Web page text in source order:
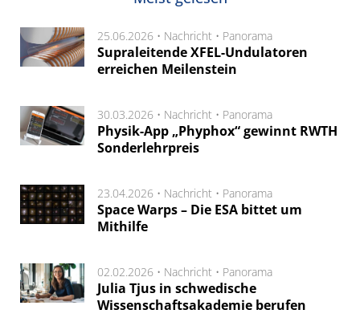
25.06.2026 • Nachricht • Panorama
Supraleitende XFEL-Undulatoren
erreichen Meilenstein
30.03.2026 • Nachricht • Panorama
Physik-App „Phyphox“ gewinnt RWTH
Sonderlehrpreis
23.04.2026 • Nachricht • Panorama
Space Warps – Die ESA bittet um
Mithilfe
02.02.2026 • Nachricht • Panorama
Julia Tjus in schwedische
Wissenschaftsakademie berufen